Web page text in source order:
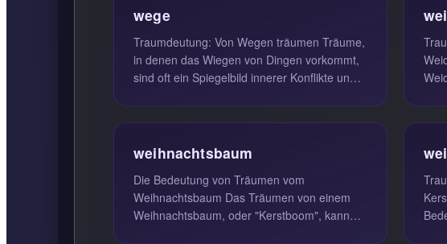
wege
Traumdeutung: Von Wegen träumen Träume,
in denen das Wiegen von Dingen vorkommt,
sind oft ein Spiegelbild innerer Konflikte und
Weide
weihnachtsbaum
Die Bedeutung von Träumen vom
Weihnachtsbaum Das Träumen von einem
Weihnachtsbaum, oder "Kerstboom", kann